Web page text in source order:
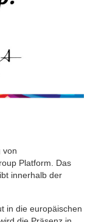
von
Platform. Das
innerhalb der
in die europäischen